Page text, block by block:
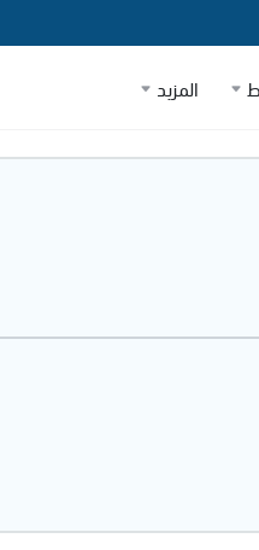
المزيد